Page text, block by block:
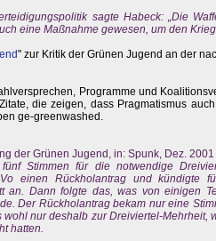
sagte Habeck: „Die
eine Maßnahme gewesen, um den
" zur Kritik der Grünen Jugend an der
Programme und
die zeigen, dass Pragmatismus
ge-greenwashed.
der Grünen Jugend, in: Spunk, Dez.
Stimmen für die notwendige
einen Rückholantrag und kündigte
an. Dann folgte das, was von einigen
Der Rückholantrag bekam nur eine
nur deshalb zur Dreiviertel-Mehrheit,
hatten.